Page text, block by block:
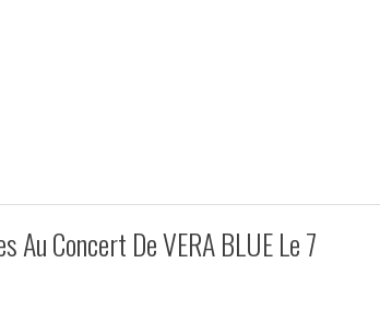
Au Concert De VERA BLUE Le 7